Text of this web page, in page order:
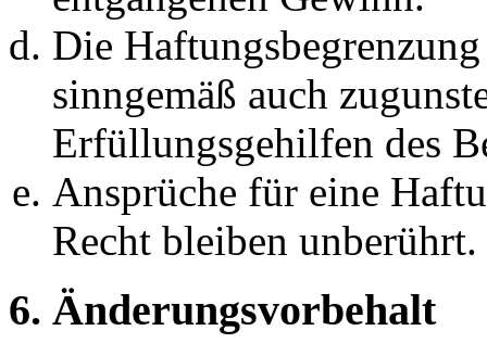
Die
sinngemäß auch
Erfüllungsgehilfen des
Ansprüche für eine
Recht bleiben unberührt.
6. Änderungsvorbehalt